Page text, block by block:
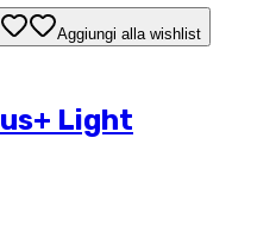
Aggiungi alla wishlist
Light